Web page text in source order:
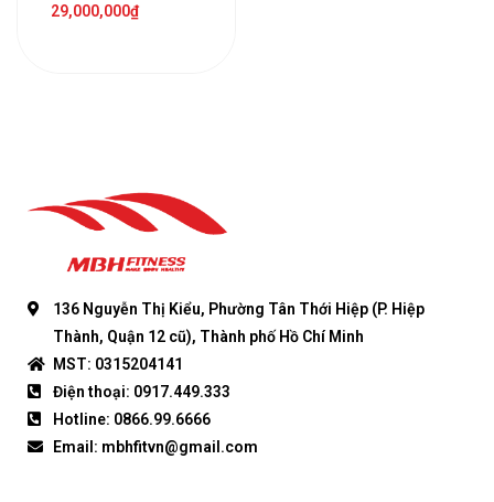
29,000,000₫
136 Nguyễn Thị Kiểu, Phường Tân Thới Hiệp (P. Hiệp
Thành, Quận 12 cũ), Thành phố Hồ Chí Minh
MST: 0315204141
Điện thoại: 0917.449.333
Hotline: 0866.99.6666
Email: mbhfitvn@gmail.com